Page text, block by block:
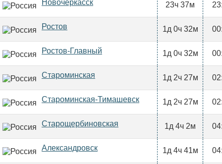
Новочеркасск 23ч 37м
Ростов 1д 0ч 32м
Ростов-Главный 1д 0ч 32м
Староминская 1д 2ч 27м
Староминская-Тимашевск 1д 2ч 27м
Старощербиновская 1д 4ч 2м
Александровск 1д 4ч 41м